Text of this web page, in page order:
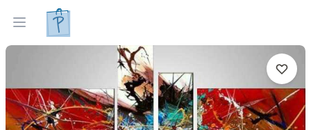
Open menu
Tapyti paveikslai